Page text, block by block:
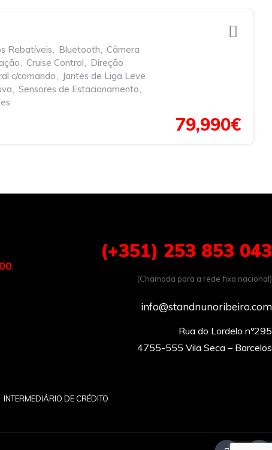
Rebatíveis, Bluetooth, Câmera
, Cruise Control, Direção
c/comando, Jantes de Liga Leve
, Sensores de Estacionamento,
79,990€
(+351) 253 853 043
(Chamada para a rede fixa nacional)
info@standnunoribeiro.com
Rua do Lordelo nº295
INTERMEDIÁRIO DE CRÉDITO